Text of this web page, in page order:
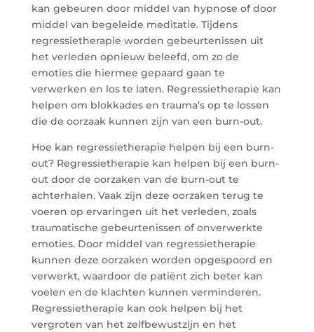
kan gebeuren door middel van hypnose of door
middel van begeleide meditatie. Tijdens
regressietherapie worden gebeurtenissen uit
het verleden opnieuw beleefd, om zo de
emoties die hiermee gepaard gaan te
verwerken en los te laten. Regressietherapie kan
helpen om blokkades en trauma’s op te lossen
die de oorzaak kunnen zijn van een burn-out.
Hoe kan regressietherapie helpen bij een burn-
out? Regressietherapie kan helpen bij een burn-
out door de oorzaken van de burn-out te
achterhalen. Vaak zijn deze oorzaken terug te
voeren op ervaringen uit het verleden, zoals
traumatische gebeurtenissen of onverwerkte
emoties. Door middel van regressietherapie
kunnen deze oorzaken worden opgespoord en
verwerkt, waardoor de patiënt zich beter kan
voelen en de klachten kunnen verminderen.
Regressietherapie kan ook helpen bij het
vergroten van het zelfbewustzijn en het